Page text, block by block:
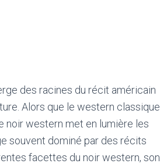
des racines du récit américain
Alors que le western classique
noir western met en lumière les
souvent dominé par des récits
facettes du noir western, son